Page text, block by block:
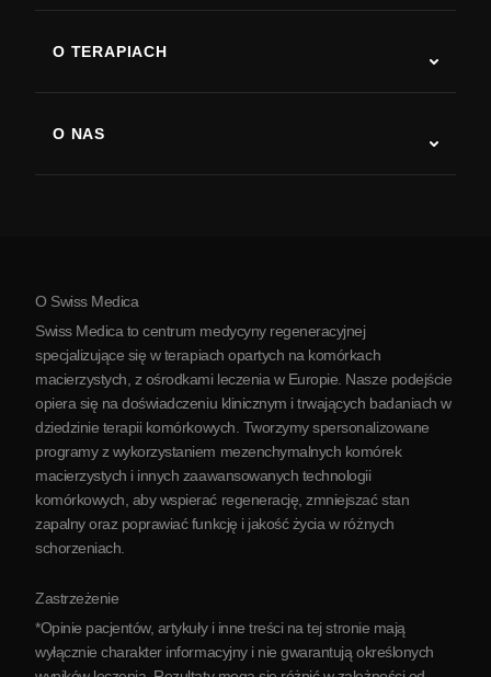
Choroba Parkinsona
Zapalenie stawów
O TERAPIACH
O NAS
O Serbii
Partnerstwo
Skontaktuj się z nami
O Swiss Medica
Swiss Medica to centrum medycyny regeneracyjnej
specjalizujące się w terapiach opartych na komórkach
macierzystych, z ośrodkami leczenia w Europie. Nasze podejście
opiera się na doświadczeniu klinicznym i trwających badaniach w
dziedzinie terapii komórkowych. Tworzymy spersonalizowane
programy z wykorzystaniem mezenchymalnych komórek
macierzystych i innych zaawansowanych technologii
komórkowych, aby wspierać regenerację, zmniejszać stan
zapalny oraz poprawiać funkcję i jakość życia w różnych
schorzeniach.
Zastrzeżenie
*Opinie pacjentów, artykuły i inne treści na tej stronie mają
wyłącznie charakter informacyjny i nie gwarantują określonych